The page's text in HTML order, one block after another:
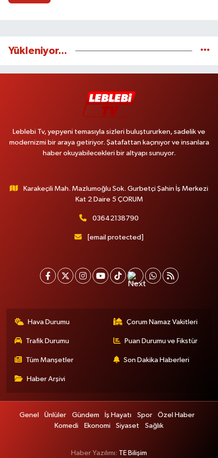
Yükleniyor...
Leblebi Tv, yepyeni temasıyla sizleri buluştururken, sadelik ve
modernizmi bir araya getiriyor. Şatafattan kaçınıyor ve insanlara
haber okuyabilecekleri bir altyapı sunuyor.
Karakeçili Mah. Mazlumoğlu Sok. Gurbetçi Şahin İş Merkezi
Kat 2 Daire 5 ÇORUM
03642138790
[email protected]
Hava Durumu Çorum Namaz Vakitleri
Trafik Durumu Puan Durumu ve Fikstür
Tüm Manşetler Son Dakika Haberleri
Haber Arşivi
Genel Ünlüler Gündem İş Hayatı Spor
Özel Haber
Komedi
Ekonomi Siyaset Sağlık
Haber Yazılımı: TE Bilişim